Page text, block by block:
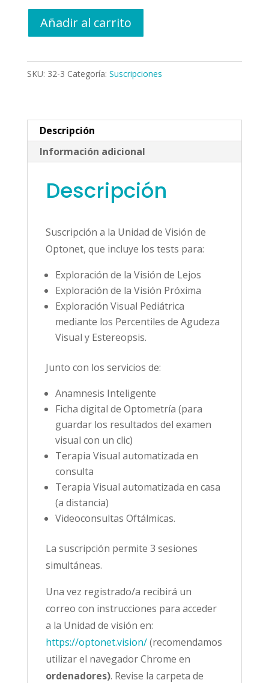
Optonet
cantidad
Añadir al carrito
SKU: 32-3 Categoría: Suscripciones
Descripción
Información adicional
Descripción
Suscripción a la Unidad de Visión de
Optonet, que incluye los tests para:
Exploración de la Visión de Lejos
Exploración de la Visión Próxima
Exploración Visual Pediátrica
mediante los Percentiles de Agudeza
Visual y Estereopsis.
Junto con los servicios de:
Anamnesis Inteligente
Ficha digital de Optometría (para
guardar los resultados del examen
visual con un clic)
Terapia Visual automatizada en
consulta
Terapia Visual automatizada en casa
(a distancia)
Videoconsultas Oftálmicas.
La suscripción permite 3 sesiones
simultáneas.
Una vez registrado/a recibirá un
correo con instrucciones para acceder
a la Unidad de visión en:
https://optonet.vision/(recomendamos
utilizar el navegador Chrome en
ordenadores). Revise la carpeta de